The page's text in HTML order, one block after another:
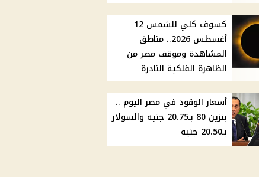
كسوف كلي للشمس 12
أغسطس 2026.. مناطق
المشاهدة وموقف مصر من
الظاهرة الفلكية النادرة
أسعار الوقود في مصر اليوم ..
بنزين 80 بـ20.75 جنيه والسولار
بـ20.50 جنيه